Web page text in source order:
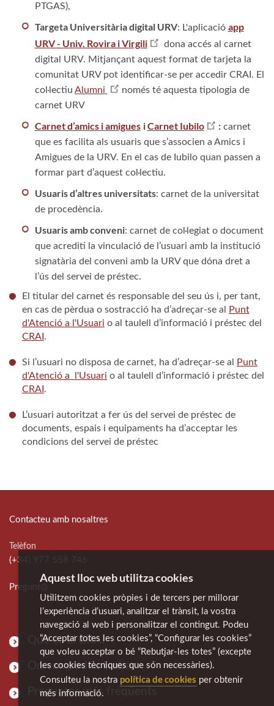
PTGAS),
Targeta Universitària digital URV: L'aplicació app
URV - Univ. Rovira i Virgili
dona accés al carnet
digital URV. Mitjançant aquest format de tarjeta la
comunitat URV pot identificar-se per accedir CRAI. El
col·lectiu Alumni
només té aquesta tipologia de
carnet URV
Carnet d’amics i amigues iCarnet Iubilo :carnet
que es facilita als usuaris que s’associen a Amics i
Amigues de la URV. En el cas de Iubilo quan passen a
formar part d’aquest col·lectiu.
Usuaris d’altres universitats: carnet de la universitat
de procedència.
Usuaris amb conveni: carnet de col·legiat o document
que acrediti la vinculació de l’usuari amb la institució
signatària del conveni amb la URV que dóna dret a
l’ús del servei de préstec.
El titular del carnet és responsable del seu ús i, per tant,
en cas de pèrdua o sostracció ha d’adreçar-se al
Punt
d'Atenció a l'Usuari o al taulell d’informació i préstec del
CRAI .
Si l’usuari no disposa de carnet, ha d’adreçar-se al
Punt
d'Atenció a l'Usuari o al taulell d’informació i préstec del
CRAI .
L’usuari autoritzat a fer ús del servei de préstec de
documents, espais i equipaments ha d’acceptar les
condicions del servei de préstec
Contacteu amb nosaltres
Telèfon
(+34) 977 558 746
Pregunt@
Què és el CRAI
On ens podeu trobar
Preguntes més freqüents
Aquest lloc web utilitza cookies
Utilitzem cookies pròpies i de tercers per millorar
l’experiència d’usuari, analitzar el trànsit, la vostra
navegació al web i personalitzar el contingut. Podeu
“Acceptar totes les cookies”, “Configurar les cookies”
que voleu acceptar o bé “Rebutjar-les totes” (excepte
les cookies tècniques que són necessàries).
Consulteu la nostra política de cookies per obtenir
més informació.